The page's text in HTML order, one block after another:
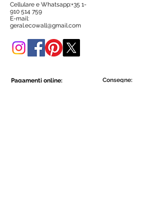
Puoi acquistarlo anche in questo
negozio online.
Cellulare e Whatsapp:+35 1-
910 514 759
E-mail:
geral.ecowall@gmail.com
Pagamenti online: Consegne: